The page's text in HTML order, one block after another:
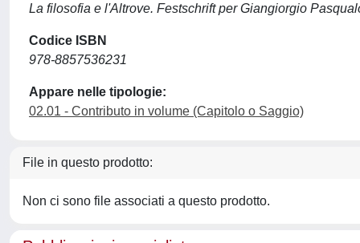
La filosofia e l'Altrove. Festschrift per Giangiorgio
Codice ISBN
978-8857536231
Appare nelle tipologie:
02.01 - Contributo in volume (Capitolo o Saggio)
File in questo prodotto:
Non ci sono file associati a questo prodotto.